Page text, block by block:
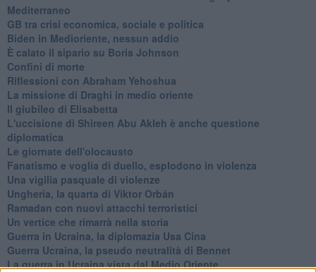
Mediterraneo
GB tra crisi economica, sociale e politica
Biden in Medioriente, nessun addio
È calato il sipario su Boris Johnson
Confini di morte
Riflessioni con Abraham Yehoshua
La missione di Draghi in medio oriente
Il giubileo di Elisabetta
L'uccisione di Shireen Abu Akleh è anche questione
diplomatica
Le giornate dell'olocausto
Fanatismo e voglia di duello, esplodono in violenza
Una vigilia pasquale di violenze
Ungheria, la quarta di Viktor Orbán
Ramadan con nuovi attacchi terroristici
Un vertice che rimarrà nella storia
Guerra in Ucraina, la diplomazia Usa Cina
Guerra Ucraina, la pseudo neutralità di Bennet
La guerra in Ucraina vista dal Medio Oriente